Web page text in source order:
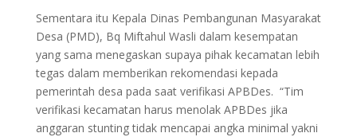
Sementara itu Kepala Dinas Pembangunan Masyarakat
Desa (PMD), Bq Miftahul Wasli dalam kesempatan
yang sama menegaskan supaya pihak kecamatan lebih
tegas dalam memberikan rekomendasi kepada
pemerintah desa pada saat verifikasi APBDes. “Tim
verifikasi kecamatan harus menolak APBDes jika
anggaran stunting tidak mencapai angka minimal yakni